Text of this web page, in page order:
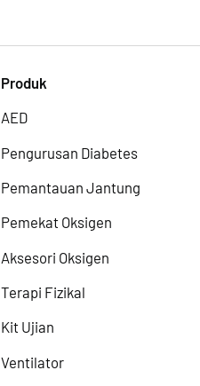
Produk
AED
Pengurusan Diabetes
Pemantauan Jantung
Pemekat Oksigen
Aksesori Oksigen
Terapi Fizikal
Kit Ujian
Ventilator